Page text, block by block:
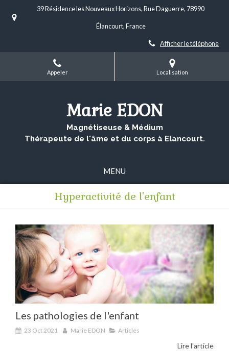
39 Résidence les Nouveaux Horizons, Rue Daguerre, 78990
Élancourt, France
Afficher le téléphone
Appeler Localisation
Marie EDON
Magnétiseuse & Médium
Thérapeute de l'âme et du corps à Elancourt.
MENU
Hyperactivité de l'enfant
Les pathologies de l'enfant
23 Oct 2021 Marie EDON Articles
Lire l'article